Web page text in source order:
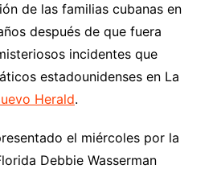
de las familias cubanas en
después de que fuera
incidentes que
estadounidenses en La
Herald.
el miércoles por la
Debbie Wasserman